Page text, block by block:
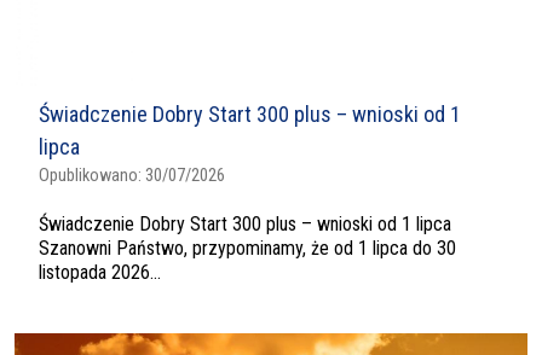
Świadczenie Dobry Start 300 plus – wnioski od 1
lipca
Opublikowano: 30/07/2026
Świadczenie Dobry Start 300 plus – wnioski od 1 lipca
Szanowni Państwo, przypominamy, że od 1 lipca do 30
listopada 2026...